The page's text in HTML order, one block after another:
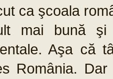
ca şcoala
mai bună şi
Aşa că
România.